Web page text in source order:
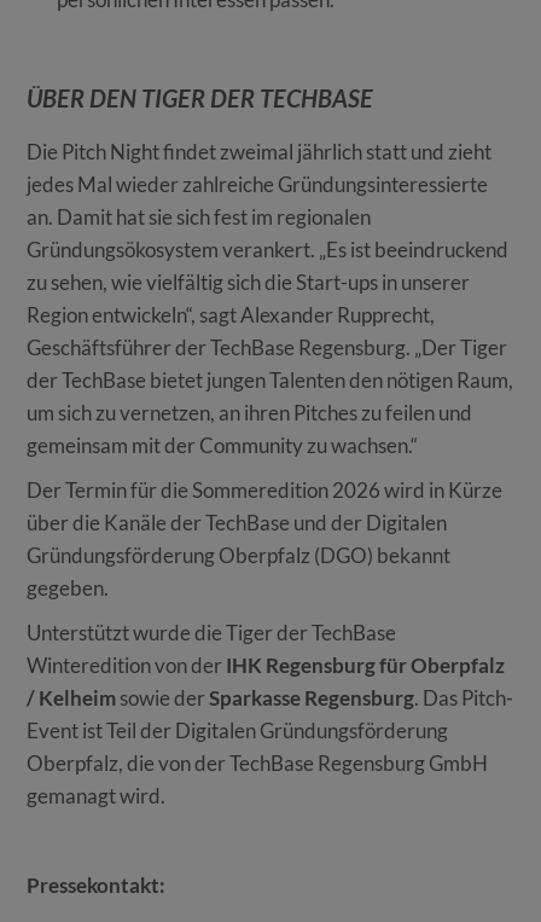
ÜBER DEN TIGER DER TECHBASE
Die Pitch Night findet zweimal jährlich statt und zieht
jedes Mal wieder zahlreiche Gründungsinteressierte
an. Damit hat sie sich fest im regionalen
Gründungsökosystem verankert. „Es ist beeindruckend
zu sehen, wie vielfältig sich die Start-ups in unserer
Region entwickeln“, sagt Alexander Rupprecht,
Geschäftsführer der TechBase Regensburg. „Der Tiger
der TechBase bietet jungen Talenten den nötigen Raum,
um sich zu vernetzen, an ihren Pitches zu feilen und
gemeinsam mit der Community zu wachsen.“
Der Termin für die Sommeredition 2026 wird in Kürze
über die Kanäle der TechBase und der Digitalen
Gründungsförderung Oberpfalz (DGO) bekannt
gegeben.
Unterstützt wurde die Tiger der TechBase
Winteredition von derIHK Regensburg für Oberpfalz
/ Kelheimsowie derSparkasse Regensburg. Das Pitch-
Event ist Teil der Digitalen Gründungsförderung
Oberpfalz, die von der TechBase Regensburg GmbH
gemanagt wird.
Pressekontakt: